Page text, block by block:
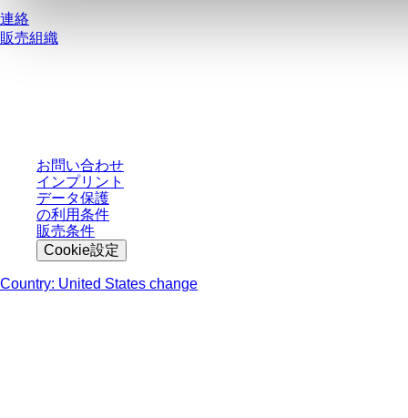
連絡
販売組織
お問い合わせ
インプリント
データ保護
の利用条件
販売条件
Cookie設定
Country: United States change